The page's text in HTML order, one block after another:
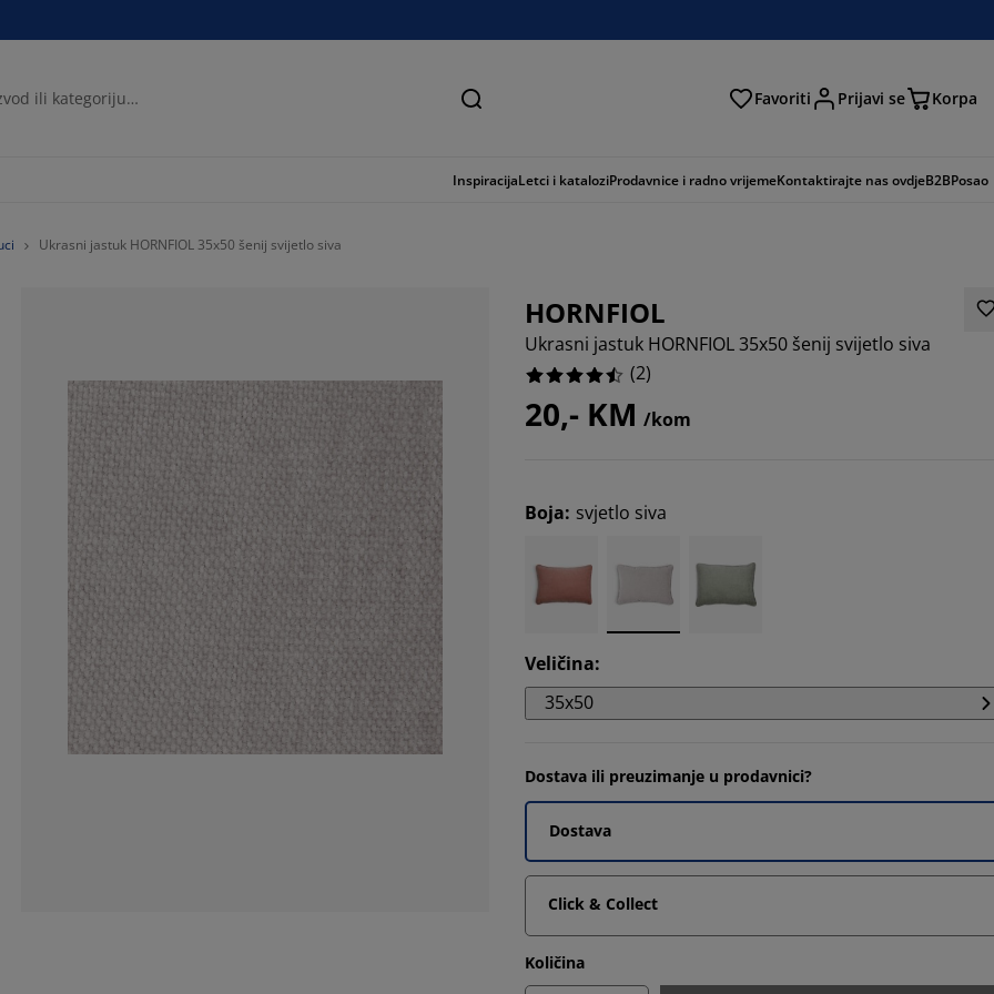
Traži Favoriti Prijavi se Korpa
InspiracijaLetci i kataloziProdavnice i radno vrijemeKontaktirajte nas ovdjeB2BPosao
Ukrasni jastuk HORNFIOL 35x50 šenij svijetlo siva
HORNFIOL
Ukrasni jastuk HORNFIOL 35x50 šenij svijetlo siva
(2)
20,- KM /kom
Boja: svjetlo siva
Veličina:
35x50
Dostava ili preuzimanje u prodavnici?
Dostava
Click & Collect
Količina